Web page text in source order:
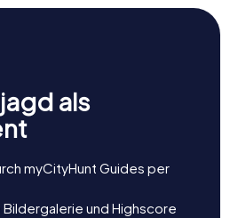
umliegende Region zu erkunden.
nahegelegenen Flughafen
euch mit anderen Teilen der
interessiert euch für den
Geschichte hat. Lasst den
einem der gemütlichen Cafés
wo ihr die lokale Küche
perfekte Gelegenheit, diese
einer neuen Perspektive zu
als
myCityHunt Guides per
und Highscore